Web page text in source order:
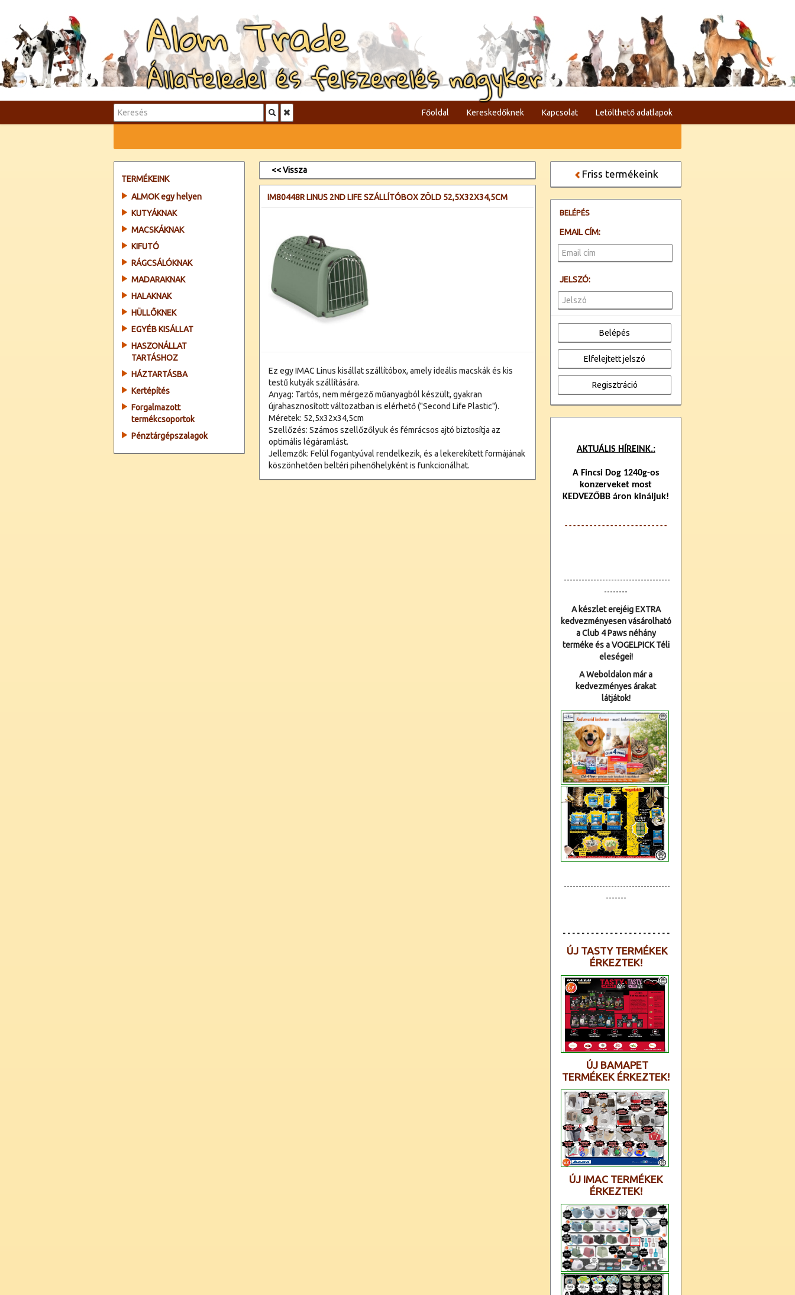
Alom Trade
Állateledel és felszerelés nagyker
Főoldal Kereskedőknek Kapcsolat Letölthető adatlapok
TERMÉKEINK
ALMOK egy helyen
KUTYÁKNAK
MACSKÁKNAK
KIFUTÓ
RÁGCSÁLÓKNAK
MADARAKNAK
HALAKNAK
HÜLLŐKNEK
EGYÉB KISÁLLAT
HASZONÁLLAT
TARTÁSHOZ
HÁZTARTÁSBA
Kertépítés
Forgalmazott
termékcsoportok
Pénztárgépszalagok
<< Vissza
IM80448R LINUS 2ND LIFE SZÁLLÍTÓBOX ZÖLD 52,5X32X34,5CM
Ez egy IMAC Linus kisállat szállítóbox, amely ideális macskák és kis
testű kutyák szállítására.
Anyag: Tartós, nem mérgező műanyagból készült, gyakran
újrahasznosított változatban is elérhető ("Second Life Plastic").
Méretek: 52,5x32x34,5cm
Szellőzés: Számos szellőzőlyuk és fémrácsos ajtó biztosítja az
optimális légáramlást.
Jellemzők: Felül fogantyúval rendelkezik, és a lekerekített formájának
köszönhetően beltéri pihenőhelyként is funkcionálhat.
Friss termékeink
BELÉPÉS
EMAIL CÍM:
JELSZÓ:
AKTUÁLIS HÍREINK.:
A Fincsi Dog 1240g-os
konzerveket most
KEDVEZŐBB áron kináljuk!
- - - - - - - - - - - - -- - - - - - - - - - - -
------------------------------------
--------
A készlet erejéig EXTRA
kedvezményesen vásárolható
a Club 4 Paws néhány
terméke és a VOGELPICK Téli
eleségei!
A Weboldalon már a
kedvezményes árakat
látjátok!
------------------------------------
-------
- - - - - - - - - - - - - - - - - - - - - - -
ÚJ TASTY TERMÉKEK
ÉRKEZTEK!
ÚJ BAMAPET
TERMÉKEK ÉRKEZTEK!
ÚJ IMAC TERMÉKEK
ÉRKEZTEK!